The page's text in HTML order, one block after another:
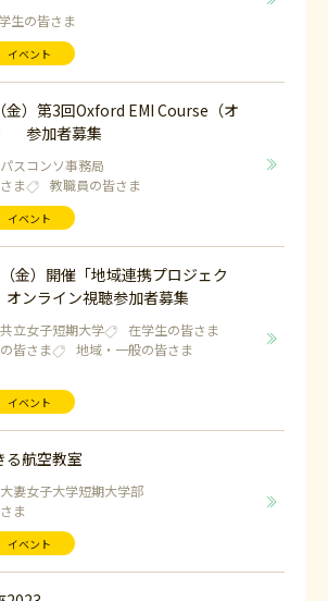
イベント
生の皆さま
イベント
）第3回Oxford EMI Course（オ
参加者募集
スコンソ事務局
ま
教職員の皆さま
イベント
金）開催「地域連携プロジェク
ンライン視聴参加者募集
立女子短期大学
在学生の皆さま
皆さま
地域・一般の皆さま
イベント
る航空教室
妻女子大学短期大学部
ま